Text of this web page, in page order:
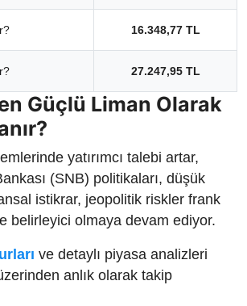
16.348,77 TL
27.247,95 TL
Güçlü Liman Olarak
yatırımcı talebi artar,
(SNB) politikaları, düşük
istikrar, jeopolitik riskler frank
belirleyici olmaya devam ediyor.
ve detaylı piyasa analizleri
anlık olarak takip